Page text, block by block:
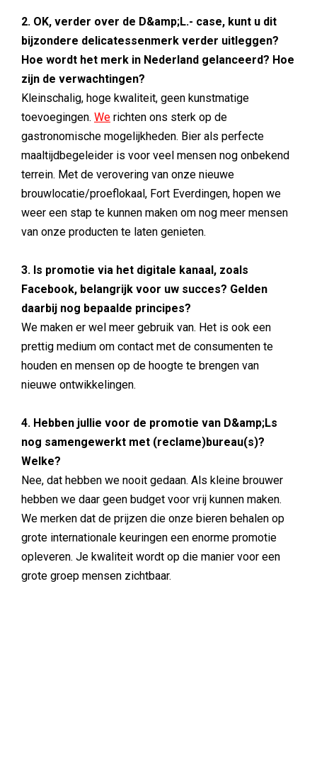
2. OK, verder over de D&amp;L.- case, kunt u dit
bijzondere delicatessenmerk verder uitleggen?
Hoe wordt het merk in Nederland gelanceerd? Hoe
zijn de verwachtingen?
Kleinschalig, hoge kwaliteit, geen kunstmatige
toevoegingen. We richten ons sterk op de
gastronomische mogelijkheden. Bier als perfecte
maaltijdbegeleider is voor veel mensen nog onbekend
terrein. Met de verovering van onze nieuwe
brouwlocatie/proeflokaal, Fort Everdingen, hopen we
weer een stap te kunnen maken om nog meer mensen
van onze producten te laten genieten.
3. Is promotie via het digitale kanaal, zoals
Facebook, belangrijk voor uw succes? Gelden
daarbij nog bepaalde principes?
We maken er wel meer gebruik van. Het is ook een
prettig medium om contact met de consumenten te
houden en mensen op de hoogte te brengen van
nieuwe ontwikkelingen.
4. Hebben jullie voor de promotie van D&amp;Ls
nog samengewerkt met (reclame)bureau(s)?
Welke?
Nee, dat hebben we nooit gedaan. Als kleine brouwer
hebben we daar geen budget voor vrij kunnen maken.
We merken dat de prijzen die onze bieren behalen op
grote internationale keuringen een enorme promotie
opleveren. Je kwaliteit wordt op die manier voor een
grote groep mensen zichtbaar.